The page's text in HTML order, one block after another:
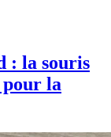
: la souris
la